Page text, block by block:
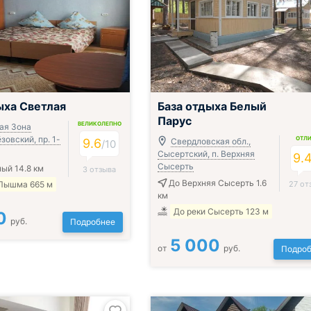
Светлая
Зона
пр. 1-
14.8 км
665 м
ВЕЛИКОЛЕПНО
9.6/10
3 отзыва
руб. Подробнее
База отдыха Белый
Парус
Свердловская обл.,
Сысертский, п. Верхняя
Сысерть
До Верхняя Сысерть 1.6
км
До реки Сысерть 123 м
27
от 5 000 руб.